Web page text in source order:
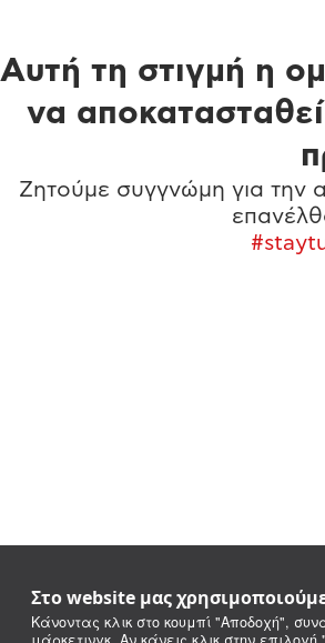
Στο website μας
Κάνοντας κλικ στο κουμπί "Αποδοχή",
Αυτή τη στιγμή η
να
Ζητούμε συγγνώμη για την